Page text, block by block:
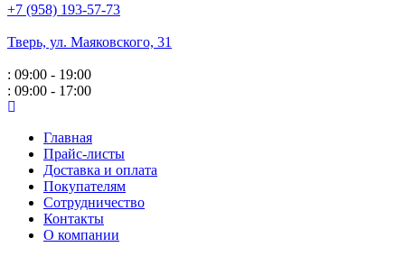
+7 (958) 193-57-73
Тверь, ул. Маяковского, 31
: 09:00 - 19:00
: 09:00 - 17:00
Главная
Прайс-листы
Доставка и оплата
Покупателям
Сотрудничество
Контакты
О компании